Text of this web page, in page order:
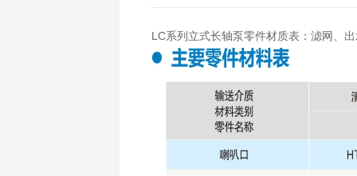
LC系列立式长轴泵零件材质表：滤网、